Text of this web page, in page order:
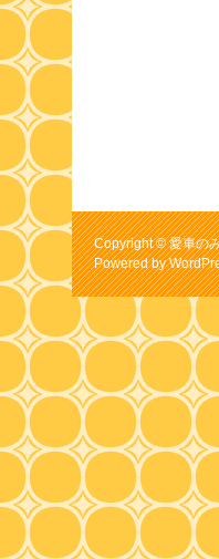
Copyright © 愛車の
Powered by